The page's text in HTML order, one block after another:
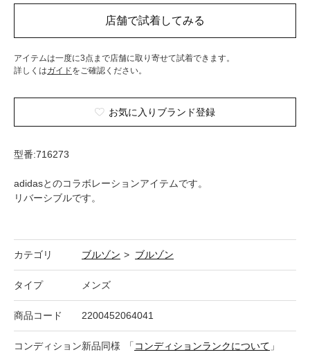
アイテムは一度に3点まで店舗に取り寄せて試着できます。
詳しくはガイドをご確認ください。
お気に入りブランド登録
型番:716273
adidasとのコラボレーションアイテムです。
リバーシブルです。
カテゴリ ブルゾン > ブルゾン
タイプ メンズ
商品コード 2200452064041
コンディション新品同様 「 コンディションランクについて 」